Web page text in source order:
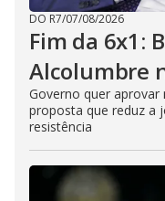
DO R7/07/08/2026
Fim da 6x1:
Alcolumbre
Governo quer aprovar
proposta que reduz a
resistência